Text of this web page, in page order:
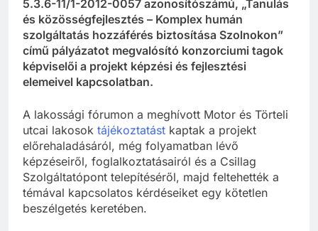
5.3.6-11/1-2012-0057 azonosítószámú, „Tanulás
és közösségfejlesztés – Komplex humán
szolgáltatás hozzáférés biztosítása Szolnokon”
című pályázatot megvalósító konzorciumi tagok
képviselői a projekt képzési és fejlesztési
elemeivel kapcsolatban.
A lakossági fórumon a meghívott Motor és Törteli
utcai lakosok tájékoztatást kaptak a projekt
előrehaladásáról, még folyamatban lévő
képzéseiről, foglalkoztatásairól és a Csillag
Szolgáltatópont telepítéséről, majd feltehették a
témával kapcsolatos kérdéseiket egy kötetlen
beszélgetés keretében.